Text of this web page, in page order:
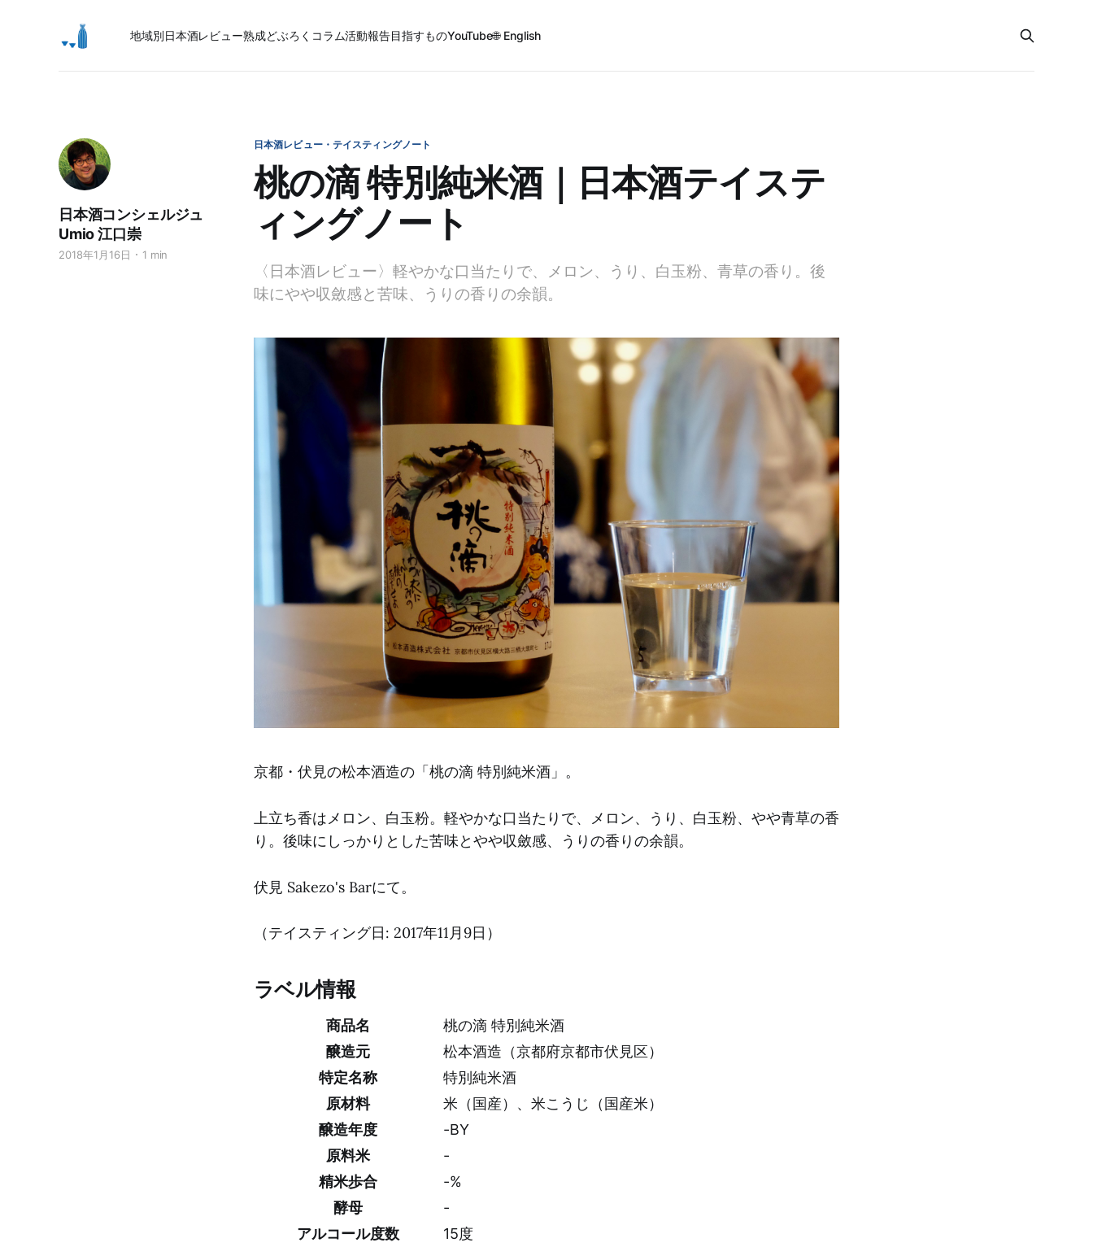
地域別日本酒レビュー熟成どぶろく コラム活動報告目指すものYouTube🌐 English
日本酒レビュー・テイスティングノート
桃の滴 特別純米酒｜日本酒テイステ
ィングノート
日本酒コンシェルジュ
Umio 江口崇
2018年1月16日 1 min
〈日本酒レビュー〉軽やかな口当たりで、メロン、うり、白玉粉、青草の香り。後
味にやや収斂感と苦味、うりの香りの余韻。
京都・伏見の松本酒造の「桃の滴 特別純米酒」。
上立ち香はメロン、白玉粉。軽やかな口当たりで、メロン、うり、白玉粉、やや青草の香
り。後味にしっかりとした苦味とやや収斂感、うりの香りの余韻。
伏見 Sakezo's Barにて。
（テイスティング日: 2017年11月9日）
ラベル情報
商品名
桃の滴 特別純米酒
醸造元
松本酒造（京都府京都市伏見区）
特定名称
特別純米酒
原材料
米（国産）、米こうじ（国産米）
醸造年度
-BY
原料米
-
精米歩合
-%
酵母
-
アルコール度数
15度